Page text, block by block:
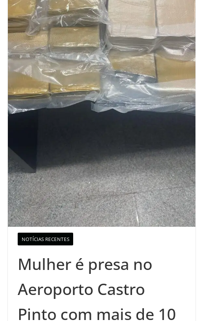
NOTÍCIAS RECENTES
Mulher é presa no
Aeroporto Castro
Pinto com mais de 10